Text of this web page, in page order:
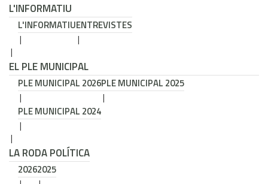
L'INFORMATIU
L'INFORMATIUENTREVISTES
EL PLE MUNICIPAL
PLE MUNICIPAL 2026PLE MUNICIPAL 2025
PLE MUNICIPAL 2024
LA RODA POLÍTICA
20262025